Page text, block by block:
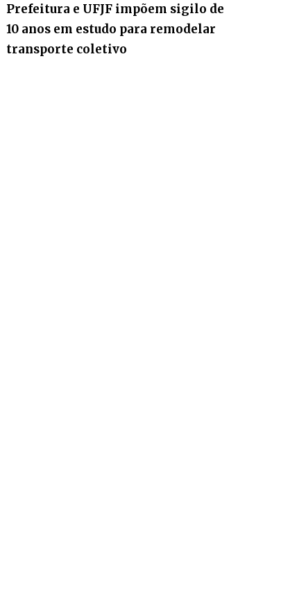
Prefeitura e UFJF impõem sigilo de
10 anos em estudo para remodelar
transporte coletivo